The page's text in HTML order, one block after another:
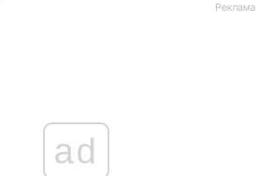
Реклама
ad